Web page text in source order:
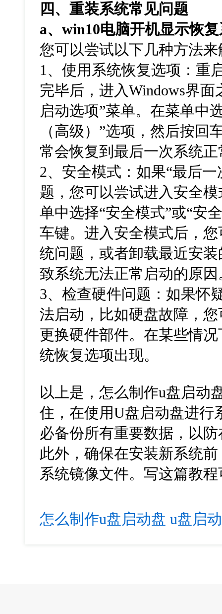
四、重装系统常见问题
a、win10电脑开机显示恢
您可以尝试以下几种方法
1 、使用系统恢复选项：重
完毕后，进入Windows界面
启动选项”菜单。在菜单中
（高级） ”选项，然后按回
常会恢复到最后一次系统
2、安全模式：如果“最后一
题，您可以尝试进入安全
单中选择“安全模式”或“安
车键。进入安全模式后，
统问题，或者卸载最近安
致系统无法正常启动的原因
3、检查硬件问题：如果怀
法启动，比如硬盘故障，
更换硬件部件。在某些情
统恢复选项出现。
以上是，怎么制作u盘启动
住，在使用U盘启动盘进行
必备份所有重要数据，以
此外，确保在安装新系统
系统镜像文件。写这篇教
怎么制作u盘启动盘 u盘启